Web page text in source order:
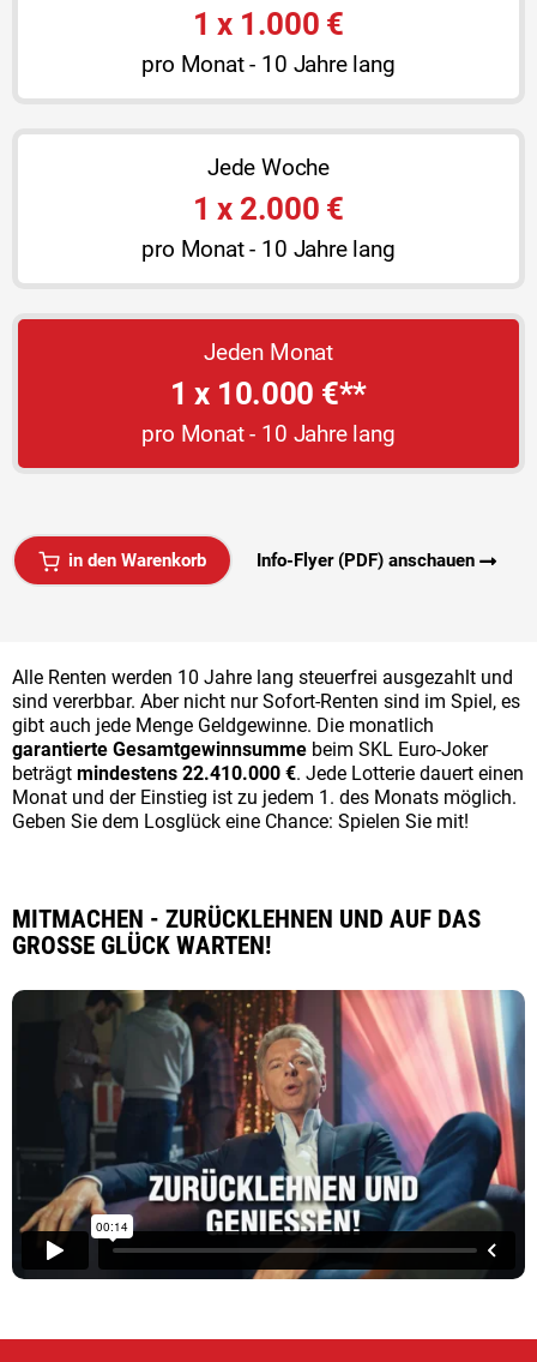
1 x 1.000 €
pro Monat - 10 Jahre lang
Jede Woche
1 x 2.000 €
pro Monat - 10 Jahre lang
Jeden Monat
1 x 10.000 €**
pro Monat - 10 Jahre lang
in den Warenkorb Info-Flyer (PDF) anschauen
Alle Renten werden 10 Jahre lang steuerfrei ausgezahlt und
sind vererbbar. Aber nicht nur Sofort-Renten sind im Spiel, es
gibt auch jede Menge Geldgewinne. Die monatlich
garantierte Gesamtgewinnsumme beim SKL Euro-Joker
beträgt mindestens 22.410.000 €. Jede Lotterie dauert einen
Monat und der Einstieg ist zu jedem 1. des Monats möglich.
Geben Sie dem Losglück eine Chance: Spielen Sie mit!
MITMACHEN - ZURÜCKLEHNEN UND AUF DAS
GROSSE GLÜCK WARTEN!